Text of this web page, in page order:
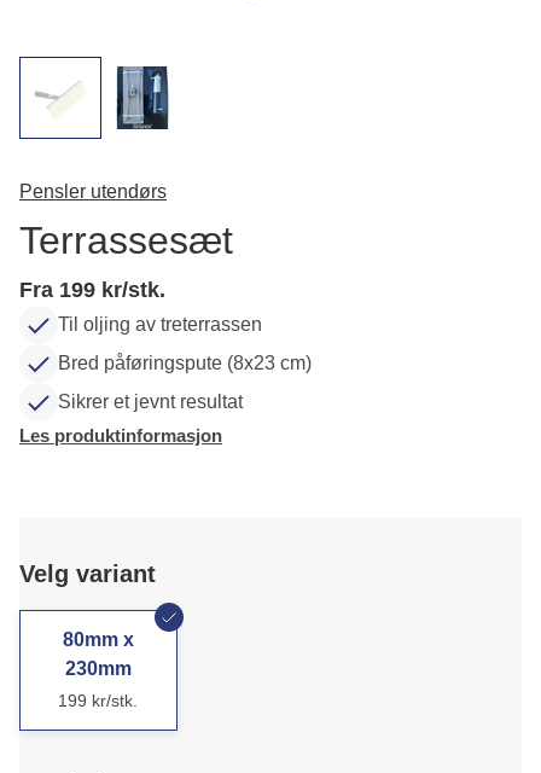
Pensler utendørs
Terrassesæt
Fra 199 kr/stk.
Til oljing av treterrassen
Bred påføringspute (8x23 cm)
Sikrer et jevnt resultat
Les produktinformasjon
Velg variant
80mm x
230mm
199 kr/stk.